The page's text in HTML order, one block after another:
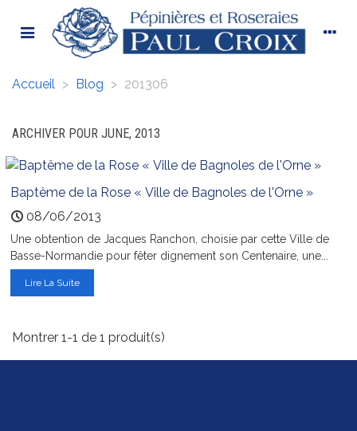
Accueil > Blog > 201306
ARCHIVER POUR JUNE, 2013
Baptême de la Rose « Ville de Bagnoles de l'Orne »
08/06/2013
Une obtention de Jacques Ranchon, choisie par cette Ville de
Basse-Normandie pour fêter dignement son Centenaire, une...
Lire La Suite
Montrer 1-1 de 1 produit(s)